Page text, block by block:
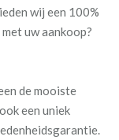
wij een 100%
uw aankoop?
de mooiste
een uniek